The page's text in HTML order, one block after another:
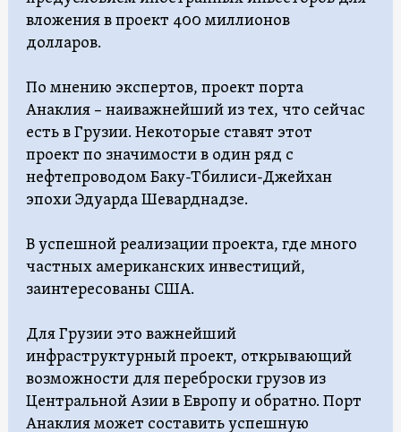
вложения в проект 400 миллионов
долларов.
По мнению экспертов, проект порта
Анаклия – наиважнейший из тех, что сейчас
есть в Грузии. Некоторые ставят этот
проект по значимости в один ряд с
нефтепроводом Баку-Тбилиси-Джейхан
эпохи Эдуарда Шеварднадзе.
В успешной реализации проекта, где много
частных американских инвестиций,
заинтересованы США.
Для Грузии это важнейший
инфраструктурный проект, открывающий
возможности для переброски грузов из
Центральной Азии в Европу и обратно. Порт
Анаклия может составить успешную